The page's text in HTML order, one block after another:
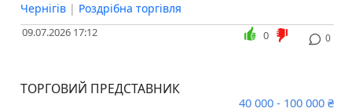
Чернігів | Роздрібна торгівля
09.07.2026 17:12 0
0
ТОРГОВИЙ ПРЕДСТАВНИК
40 000 - 100 000 ₴